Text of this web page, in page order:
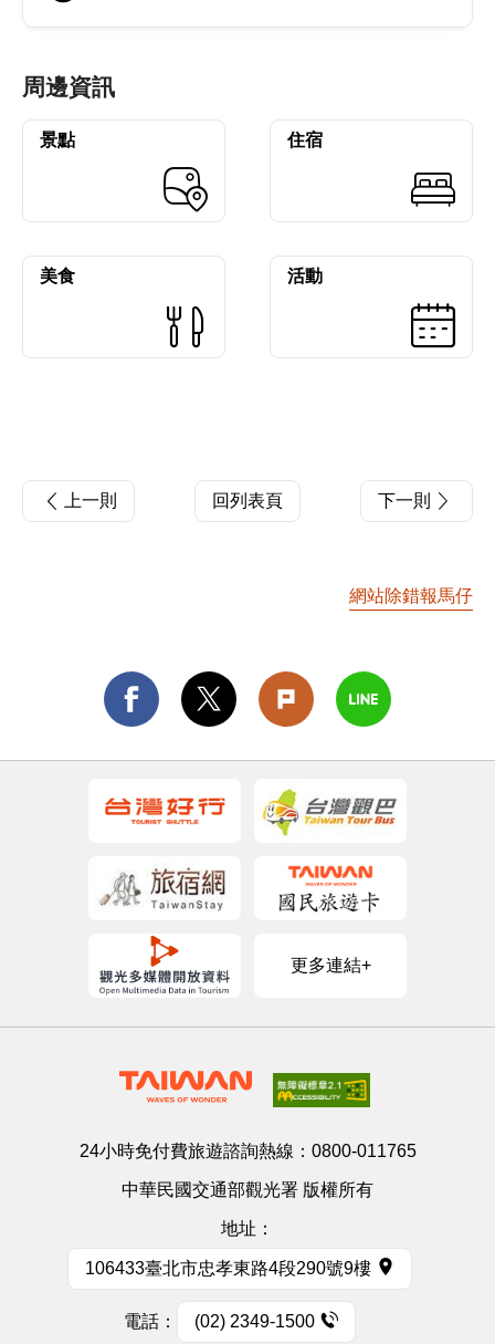
周邊資訊
景點 住宿
美食 活動
上一則 回列表頁 下一則
網站除錯報馬仔
更多連結+
24小時免付費旅遊諮詢熱線： 0800-011765
中華民國交通部觀光署 版權所有
地址：
106433臺北市忠孝東路4段290號9樓
電話： (02) 2349-1500